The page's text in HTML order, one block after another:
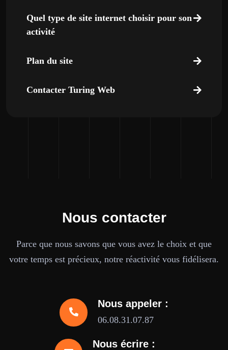
Quel type de site internet choisir pour son
activité
Plan du site
Contacter Turing Web
Nous contacter
Parce que nous savons que vous avez le choix et que
votre temps est précieux, notre réactivité vous fidélisera.
Nous appeler :
06.08.31.07.87
Nous écrire :